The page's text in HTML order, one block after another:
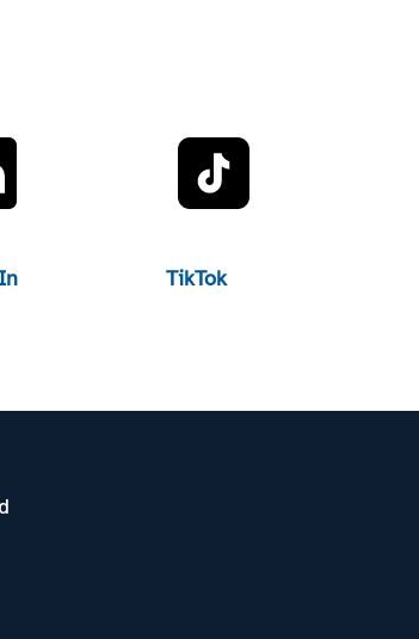
TikTok